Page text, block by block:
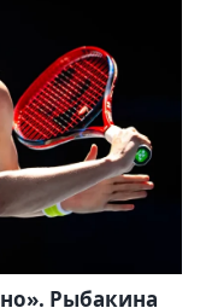
Рыбакина